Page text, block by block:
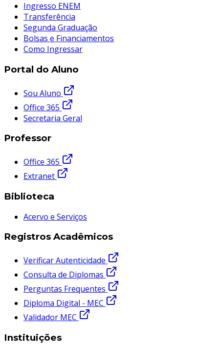
Ingresso ENEM
Transferência
Segunda Graduação
Bolsas e Financiamentos
Como Ingressar
Portal do Aluno
Sou Aluno
Office 365
Secretaria Geral
Professor
Office 365
Extranet
Biblioteca
Acervo e Serviços
Registros Acadêmicos
Verificar Autenticidade
Consulta de Diplomas
Perguntas Frequentes
Diploma Digital - MEC
Validador MEC
Instituições